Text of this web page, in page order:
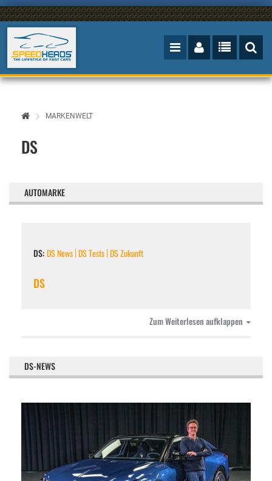
MARKENWELT
DS
AUTOMARKE
DS:DS News DS Tests DS Zukunft
DS
Zum Weiterlesen aufklappen
DS-NEWS